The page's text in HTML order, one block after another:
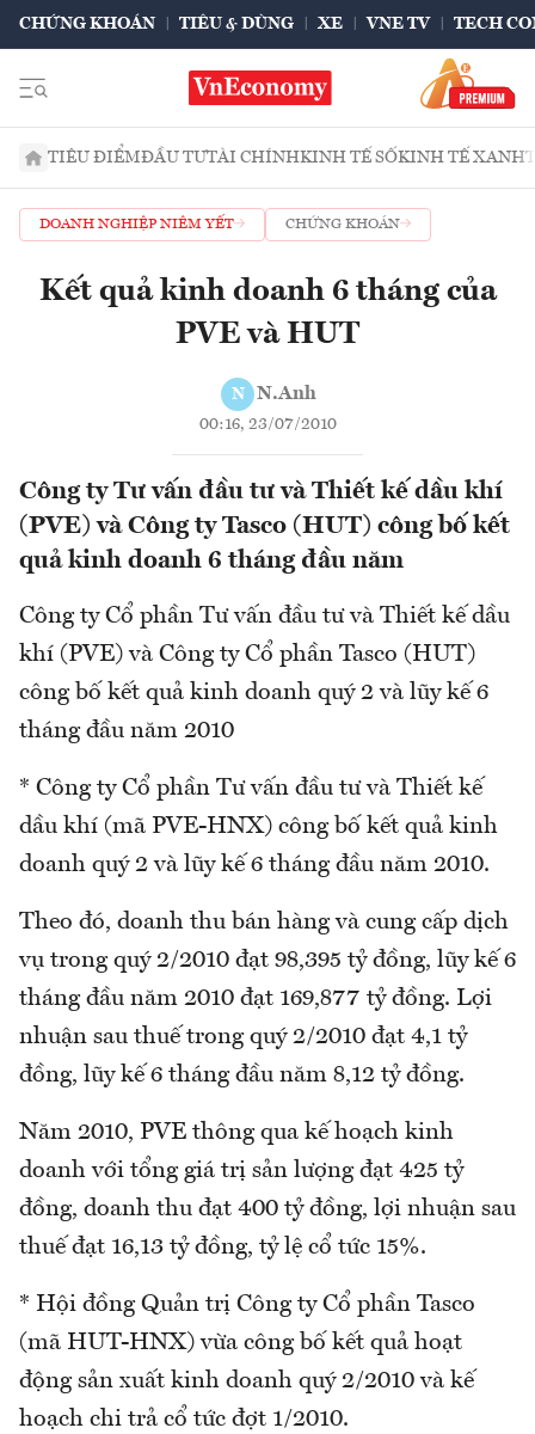
CHỨNG KHOÁN TIÊU & DÙNG XE VNE TV TECH
TIÊU ĐIỂMĐẦU TƯTÀI CHÍNHKINH TẾ SỐKINH TẾ XANH
DOANH NGHIỆP NIÊM YẾT CHỨNG KHOÁN
Kết quả kinh doanh 6 tháng của
PVE và HUT
N N.Anh
00:16, 23/07/2010
Công ty Tư vấn đầu tư và Thiết kế dầu khí
(PVE) và Công ty Tasco (HUT) công bố kết
quả kinh doanh 6 tháng đầu năm
Công ty Cổ phần Tư vấn đầu tư và Thiết kế dầu
khí (PVE) và Công ty Cổ phần Tasco (HUT)
công bố kết quả kinh doanh quý 2 và lũy kế 6
tháng đầu năm 2010
* Công ty Cổ phần Tư vấn đầu tư và Thiết kế
dầu khí (mã PVE-HNX) công bố kết quả kinh
doanh quý 2 và lũy kế 6 tháng đầu năm 2010.
Theo đó, doanh thu bán hàng và cung cấp dịch
vụ trong quý 2/2010 đạt 98,395 tỷ đồng, lũy kế 6
tháng đầu năm 2010 đạt 169,877 tỷ đồng. Lợi
nhuận sau thuế trong quý 2/2010 đạt 4,1 tỷ
đồng, lũy kế 6 tháng đầu năm 8,12 tỷ đồng.
Năm 2010, PVE thông qua kế hoạch kinh
doanh với tổng giá trị sản lượng đạt 425 tỷ
đồng, doanh thu đạt 400 tỷ đồng, lợi nhuận sau
thuế đạt 16,13 tỷ đồng, tỷ lệ cổ tức 15%.
* Hội đồng Quản trị Công ty Cổ phần Tasco
(mã HUT-HNX) vừa công bố kết quả hoạt
động sản xuất kinh doanh quý 2/2010 và kế
hoạch chi trả cổ tức đợt 1/2010.